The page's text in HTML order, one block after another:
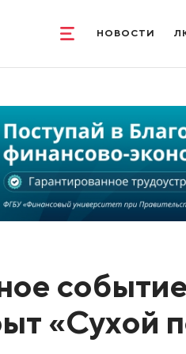
НОВОСТИ
«Сухой